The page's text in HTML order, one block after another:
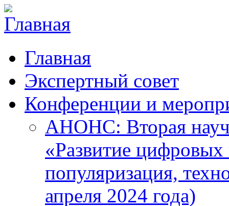
Главная
Экспертный совет
Конференции и
АНОНС: Вторая
«Развитие цифровых
популяризация,
апреля 2024 года)